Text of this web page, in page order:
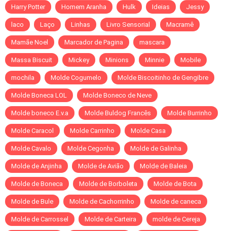
Harry Potter Homem Aranha Hulk Ideias Jessy
laco Laço Linhas Livro Sensorial Macramê
Mamãe Noel Marcador de Pagina mascara
Massa Biscuit Mickey Minions Minnie Mobile
mochila Molde Cogumelo Molde Biscoitinho de Gengibre
Molde Boneca LOL Molde Boneco de Neve
Molde boneco E.v.a Molde Buldog Francês Molde Burrinho
Molde Caracol Molde Carrinho Molde Casa
Molde Cavalo Molde Cegonha Molde de Galinha
Molde de Anjinha Molde de Avião Molde de Baleia
Molde de Boneca Molde de Borboleta Molde de Bota
Molde de Bule Molde de Cachorrinho Molde de caneca
Molde de Carrossel Molde de Carteira molde de Cereja